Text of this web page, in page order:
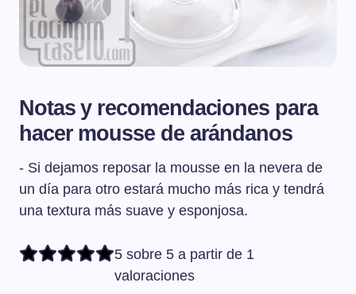
Notas y recomendaciones para
hacer mousse de arándanos
- Si dejamos reposar la mousse en la nevera de
un día para otro estará mucho más rica y tendrá
una textura más suave y esponjosa.
5 sobre 5 a partir de 1
valoraciones